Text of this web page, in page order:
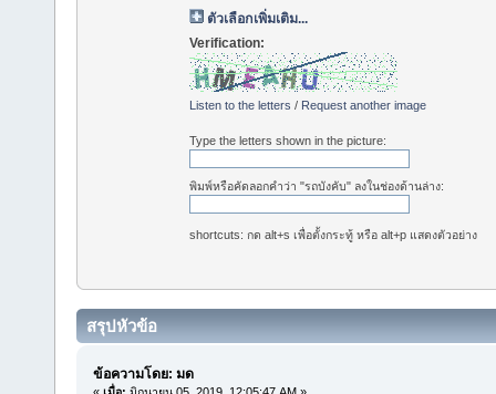
ตัวเลือกเพิ่มเติม...
Verification:
Listen to the letters / Request another image
Type the letters shown in the picture:
พิมพ์หรือคัดลอกคำว่า "รถบังคับ" ลงในช่องด้านล่าง:
shortcuts: กด alt+s เพื่อตั้งกระทู้ หรือ alt+p แสดงตัวอย่าง
สรุปหัวข้อ
ข้อความโดย: มด